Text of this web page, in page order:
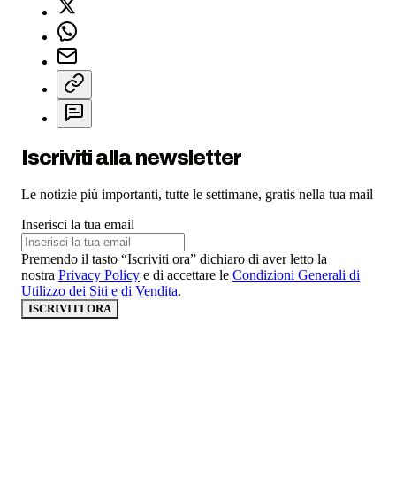
Iscriviti alla newsletter
Le notizie più importanti, tutte le settimane, gratis nella tua mail
Inserisci la tua email
Premendo il tasto “Iscriviti ora” dichiaro di aver letto la
nostra Privacy Policy e di accettare le Condizioni Generali di
Utilizzo dei Siti e di Vendita.
ISCRIVITI ORA